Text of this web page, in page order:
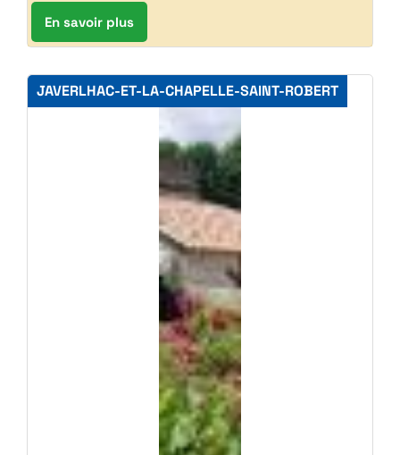
En savoir plus
JAVERLHAC-ET-LA-CHAPELLE-SAINT-ROBERT